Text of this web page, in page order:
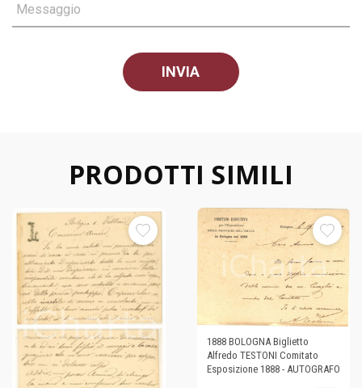
Messaggio
PRODOTTI SIMILI
1888 BOLOGNA Biglietto
Alfredo TESTONI Comitato
Esposizione 1888 - AUTOGRAFO